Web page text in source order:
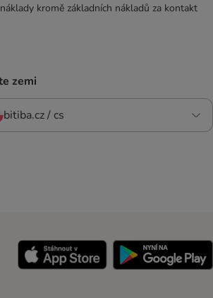
kromě základních nákladů za kontakt
zemi
bitiba.cz / cs